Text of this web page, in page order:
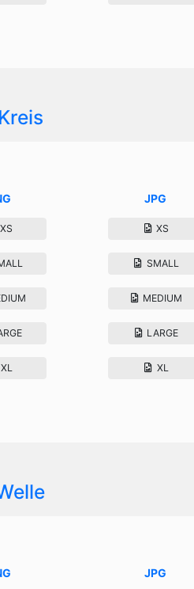
Kreis
XS
XL
JPG
XS
SMALL
MEDIUM
LARGE
XL
JPG